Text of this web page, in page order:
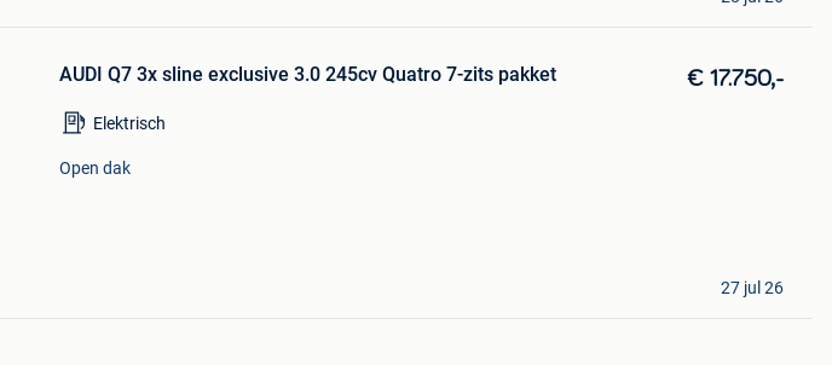
AUDI Q7 3x sline exclusive 3.0 245cv Quatro 7-zits pakket € 17.750,-
Elektrisch
Open dak
27 jul 26